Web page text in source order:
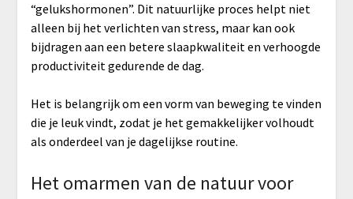
“gelukshormonen”. Dit natuurlijke proces helpt niet
alleen bij het verlichten van stress, maar kan ook
bijdragen aan een betere slaapkwaliteit en verhoogde
productiviteit gedurende de dag.
Het is belangrijk om een vorm van beweging te vinden
die je leuk vindt, zodat je het gemakkelijker volhoudt
als onderdeel van je dagelijkse routine.
Het omarmen van de natuur voor